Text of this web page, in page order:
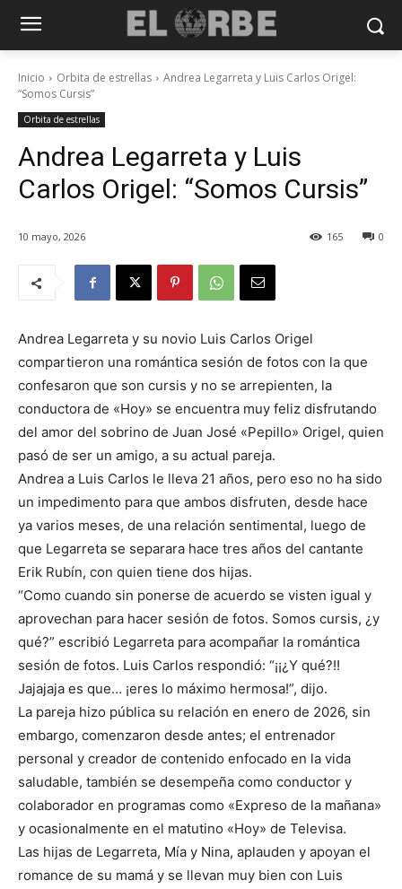
Inicio Orbita de estrellas
Andrea Legarreta y Luis Carlos Origel:
“Somos Cursis”
Orbita de estrellas
Andrea Legarreta y Luis
Carlos Origel: “Somos Cursis”
10 mayo, 2026 0
165
Andrea Legarreta y su novio Luis Carlos Origel
compartieron una romántica sesión de fotos con la que
confesaron que son cursis y no se arrepienten, la
conductora de «Hoy» se encuentra muy feliz disfrutando
del amor del sobrino de Juan José «Pepillo» Origel, quien
pasó de ser un amigo, a su actual pareja.
Andrea a Luis Carlos le lleva 21 años, pero eso no ha sido
un impedimento para que ambos disfruten, desde hace
ya varios meses, de una relación sentimental, luego de
que Legarreta se separara hace tres años del cantante
Erik Rubín, con quien tiene dos hijas.
“Como cuando sin ponerse de acuerdo se visten igual y
aprovechan para hacer sesión de fotos. Somos cursis, ¿y
qué?” escribió Legarreta para acompañar la romántica
sesión de fotos. Luis Carlos respondió: “¡¡¿Y qué?!!
Jajajaja es que… ¡eres lo máximo hermosa!”, dijo.
La pareja hizo pública su relación en enero de 2026, sin
embargo, comenzaron desde antes; el entrenador
personal y creador de contenido enfocado en la vida
saludable, también se desempeña como conductor y
colaborador en programas como «Expreso de la mañana»
y ocasionalmente en el matutino «Hoy» de Televisa.
Las hijas de Legarreta, Mía y Nina, aplauden y apoyan el
romance de su mamá y se llevan muy bien con Luis